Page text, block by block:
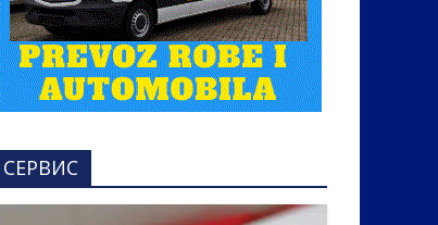
СЕРВИС